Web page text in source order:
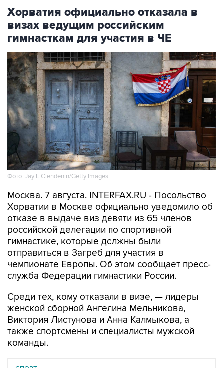
Хорватия официально отказала в
визах ведущим российским
гимнасткам для участия в ЧЕ
Фото: Jay L Clendenin/Getty Images
Москва. 7 августа. INTERFAX.RU - Посольство
Хорватии в Москве официально уведомило об
отказе в выдаче виз девяти из 65 членов
российской делегации по спортивной
гимнастике, которые должны были
отправиться в Загреб для участия в
чемпионате Европы. Об этом сообщает пресс-
служба Федерации гимнастики России.
Среди тех, кому отказали в визе, — лидеры
женской сборной Ангелина Мельникова,
Виктория Листунова и Анна Калмыкова, а
также спортсмены и специалисты мужской
команды.